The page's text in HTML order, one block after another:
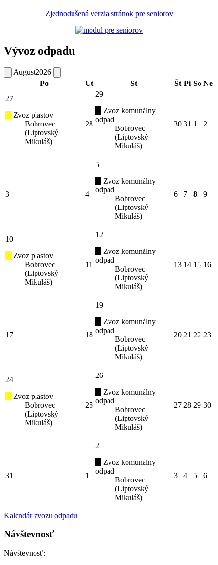
Zjednodušená verzia stránok pre seniorov
Vývoz odpadu
August2026
Po
Ut St Št Pi So Ne
27
Zvoz plastov
Bobrovec
(Liptovský
Mikuláš)
28
29
Zvoz komunálny
odpad
Bobrovec
(Liptovský
Mikuláš)
30 31 1 2
3 4
5
Zvoz komunálny
odpad
Bobrovec
(Liptovský
Mikuláš)
6 7 8 9
10
Zvoz plastov
Bobrovec
(Liptovský
Mikuláš)
11
12
Zvoz komunálny
odpad
Bobrovec
(Liptovský
Mikuláš)
13 14 15 16
17 18
19
Zvoz komunálny
odpad
Bobrovec
(Liptovský
Mikuláš)
20 21 22 23
24
Zvoz plastov
Bobrovec
(Liptovský
Mikuláš)
25
26
Zvoz komunálny
odpad
Bobrovec
(Liptovský
Mikuláš)
27 28 29 30
31 1
2
Zvoz komunálny
odpad
Bobrovec
(Liptovský
Mikuláš)
3 4 5 6
Kalendár zvozu odpadu
Návštevnosť
Návštevnosť: